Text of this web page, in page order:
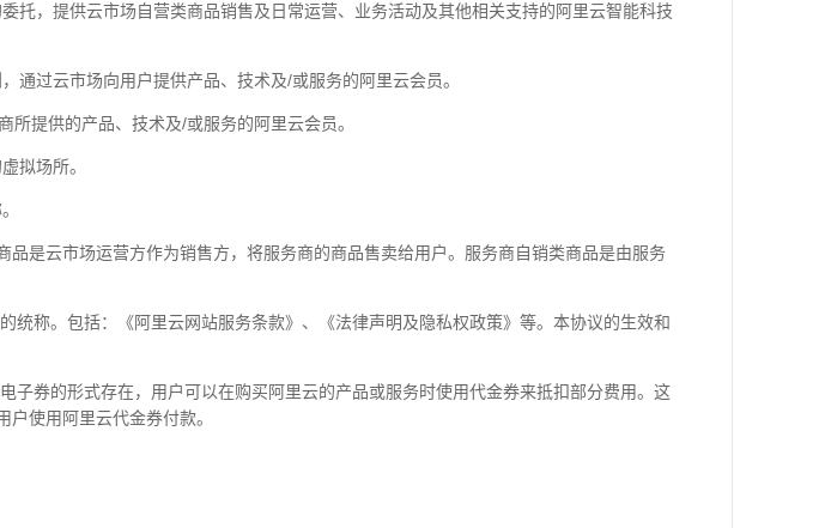
托，提供云市场自营类商品销售及日常运营、业务活动及其他相关支持的阿里云智能科技
通过云市场向用户提供产品、技术及/或服务的阿里云会员。
所提供的产品、技术及/或服务的阿里云会员。
拟场所。
是云市场运营方作为销售方，将服务商的商品售卖给用户。服务商自销类商品是由服务
称。包括：《阿里云网站服务条款》、《法律声明及隐私权政策》等。本协议的生效和
券的形式存在，用户可以在购买阿里云的产品或服务时使用代金券来抵扣部分费用。这
使用阿里云代金券付款。